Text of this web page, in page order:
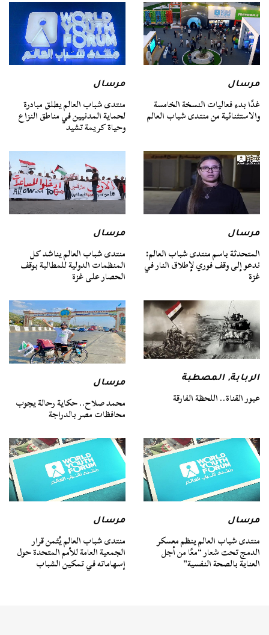
مرسال
غدًا بدء فعاليات النسخة الخامسة
والاستثنائية من منتدى شباب العالم
مرسال
منتدى شباب العالم يطلق مبادرة
لحماية المدنيين في مناطق النزاع
وحياة كريمة تشيد
مرسال
المتحدثة باسم منتدى شباب العالم:
ندعو إلى وقف فوري لإطلاق النار في
غزة
مرسال
منتدى شباب العالم يناشد كل
المنظمات الدولية للمطالبة بوقف
الحصار على غزة
الربابة,المصطبة
عبور القناة.. اللحظة الفارقة
مرسال
محمد صلاح.. حكاية رحالة يجوب
محافظات مصر بالدراجة
مرسال
منتدى شباب العالم ينظم معسكر
الدمج تحت شعار “معًا من أجل
العناية بالصحة النفسية”
مرسال
منتدى شباب العالم يُثمن قرار
الجمعية العامة للأمم المتحدة حول
إسهاماته في تمكين الشباب